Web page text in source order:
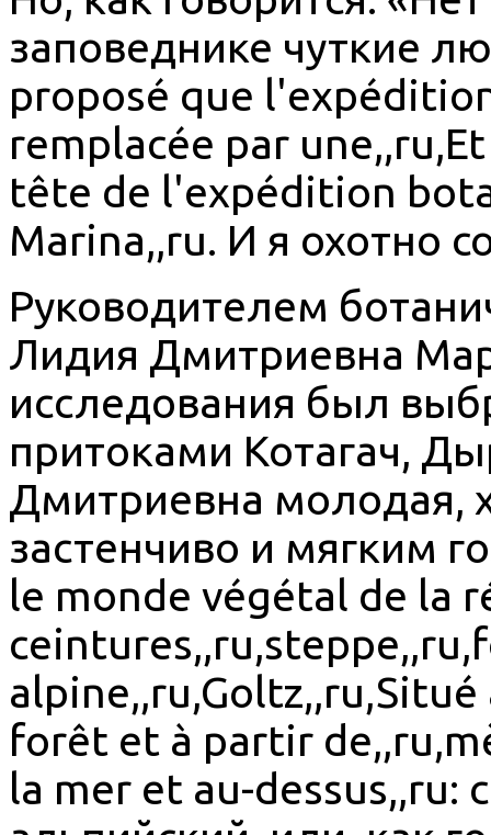
заповеднике чуткие
proposé que
remplacée par
tête de l'expédition
Marina,,ru. И я охотно
Руководителем
Лидия Дмитриевна
исследования был
притоками Котагач,
Дмитриевна молодая,
застенчиво и мягким
le monde végétal de la
forêt et à partir
la mer et au-dessus,,ru: